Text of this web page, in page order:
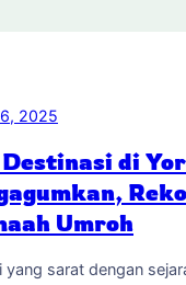
2025
di
Umroh
yang sarat dengan